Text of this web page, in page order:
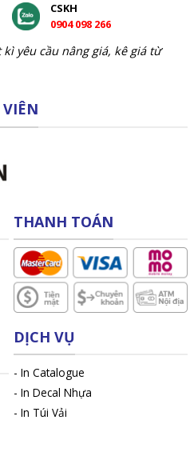
CSKH
0904 098 266
yêu cầu nâng giá, kê giá từ
THANH TOÁN
DỊCH VỤ
- In Catalogue
- In Decal Nhựa
- In Túi Vải